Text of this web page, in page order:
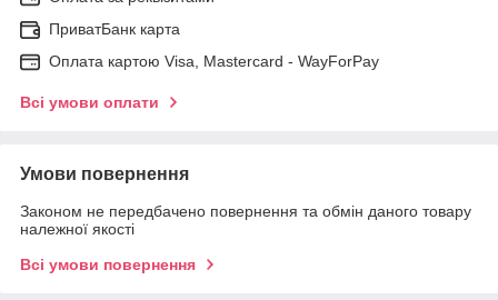
ПриватБанк карта
Оплата картою Visa, Mastercard - WayForPay
Всі умови оплати
Умови повернення
Законом не передбачено повернення та обмін даного товару
належної якості
Всі умови повернення